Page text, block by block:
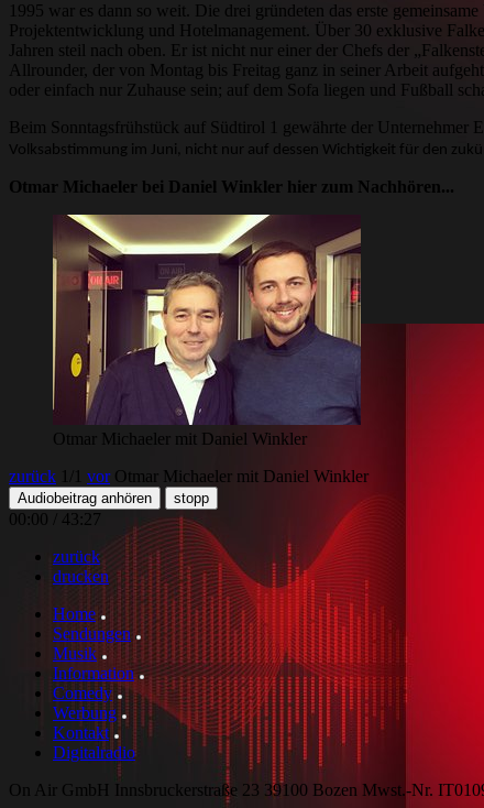
1995 war es dann so weit. Die drei gründeten das erste
Projektentwicklung und Hotelmanagement. Über 30 exklusive
Jahren steil nach oben. Er ist nicht nur einer der Chefs der
Allrounder, der von Montag bis Freitag ganz in seiner Arbeit
oder einfach nur Zuhause sein; auf dem Sofa liegen und Fußball
Beim Sonntagsfrühstück auf Südtirol 1 gewährte der Unternehmer
Volksabstimmung im Juni, nicht nur auf dessen Wichtigkeit für den
Otmar Michaeler bei Daniel Winkler hier zum Nachhören...
Otmar Michaeler mit Daniel Winkler
zurück 1 /1 vor Otmar Michaeler mit Daniel Winkler
Audiobeitrag anhören stopp
00:00
43:27
zurück
drucken
Home
Sendungen
Musik
Information
Comedy
Werbung
Kontakt
Digitalradio
On Air GmbH Innsbruckerstraße 23 39100 Bozen Mwst.-Nr.